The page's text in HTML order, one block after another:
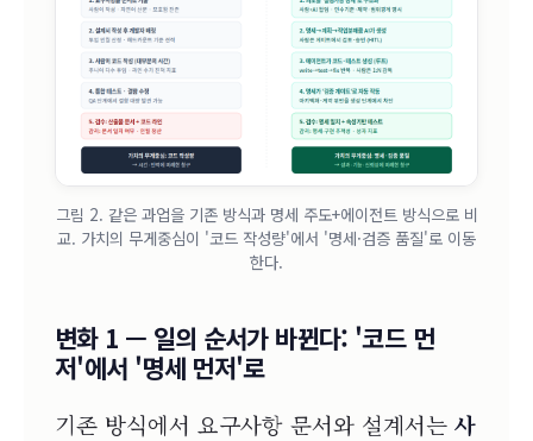
그림 2. 같은 과업을 기존 방식과 명세 주도+에이전트 방식으로 비
교. 가치의 무게중심이 '코드 작성량'에서 '명세·검증 품질'로 이동
한다.
변화 1 — 일의 순서가 바뀐다: '코드 먼
저'에서 '명세 먼저'로
기존 방식에서 요구사항 문서와 설계서는 사